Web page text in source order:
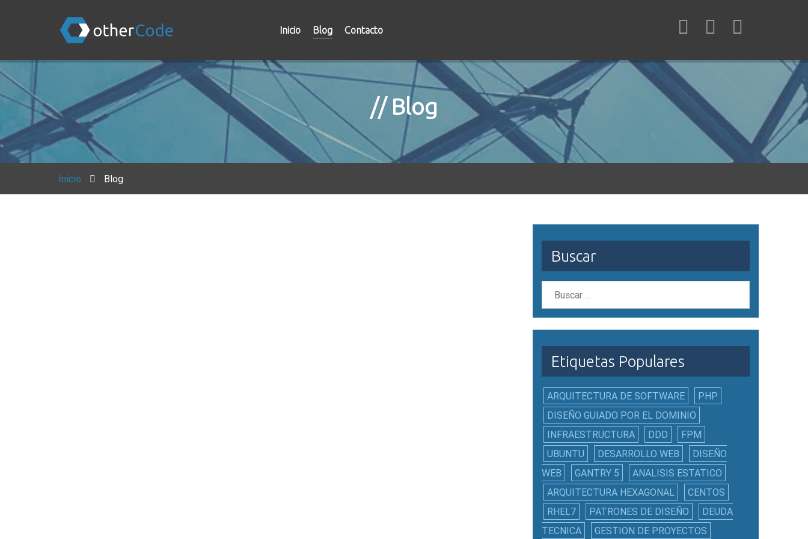
Inicio Blog Contacto
Blog
Inicio Blog
Buscar
Etiquetas Populares
ARQUITECTURA DE SOFTWARE
PHP
DISEÑO GUIADO POR EL DOMINIO
INFRAESTRUCTURA
DDD
FPM
UBUNTU
DESARROLLO WEB
DISEÑO
WEB
GANTRY 5
ANALISIS ESTATICO
ARQUITECTURA HEXAGONAL
CENTOS
RHEL7
PATRONES DE DISEÑO
DEUDA
TECNICA
GESTION DE PROYECTOS